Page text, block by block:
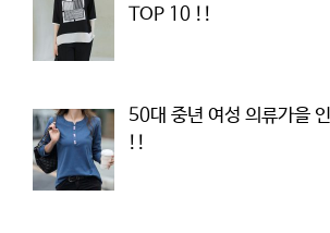
TOP 10 !!
50대 중년 여성 의류가을
!!